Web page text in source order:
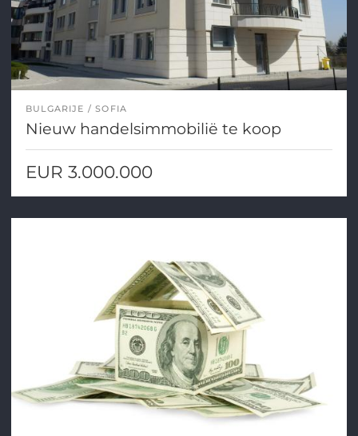
BULGARIJE SOFIA
Nieuw handelsimmobilië te koop
EUR 3.000.000